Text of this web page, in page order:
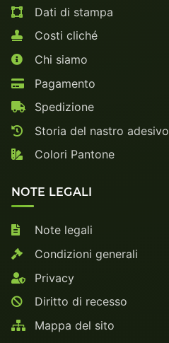
Dati di stampa
Costi cliché
Chi siamo
Pagamento
Spedizione
Storia del nastro adesivo
Colori Pantone
NOTE LEGALI
Note legali
Condizioni generali
Privacy
Diritto di recesso
Mappa del sito